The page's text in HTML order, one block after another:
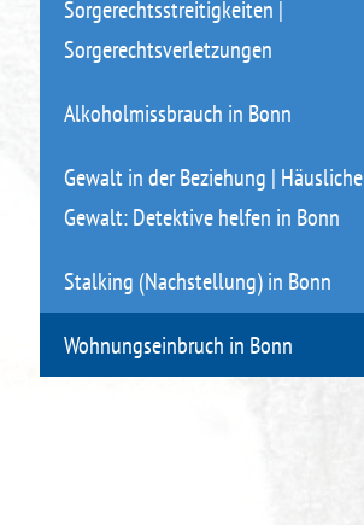
Sorgerechtsstreitigkeiten |
Sorgerechtsverletzungen
Alkoholmissbrauch in Bonn
Gewalt in der Beziehung | Häusliche
Gewalt: Detektive helfen in Bonn
Stalking (Nachstellung) in Bonn
Wohnungseinbruch in Bonn